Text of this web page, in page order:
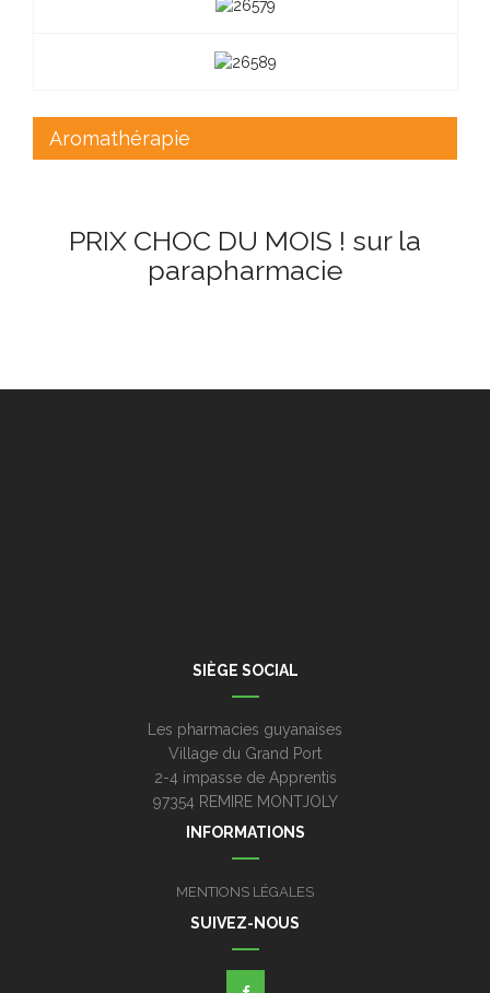
Aromathérapie
PRIX CHOC DU MOIS ! sur la
parapharmacie
SIÈGE SOCIAL
Les pharmacies guyanaises
Village du Grand Port
2-4 impasse de Apprentis
97354 REMIRE MONTJOLY
INFORMATIONS
MENTIONS LÉGALES
SUIVEZ-NOUS